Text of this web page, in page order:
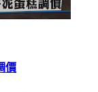
價